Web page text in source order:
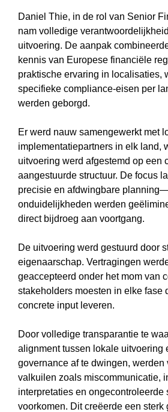
Daniel Thie, in de rol van Senior
nam volledige
uitvoering. De aanpak
kennis van Europese financiële
praktische ervaring in localisaties,
specifieke compliance-eisen per
werden geborgd.
Er werd nauw samengewerkt met
implementatiepartners in elk land,
uitvoering werd afgestemd op een
aangestuurde structuur. De focus
precisie en afdwingbare
onduidelijkheden werden
direct bijdroeg aan voortgang.
De uitvoering werd gestuurd door
eigenaarschap. Vertragingen
geaccepteerd onder het mom van
stakeholders moesten in elke fase
concrete input leveren.
Door volledige transparantie te
alignment tussen lokale uitvoering
governance af te dwingen,
valkuilen zoals miscommunicatie,
interpretaties en
voorkomen. Dit creëerde een sterk